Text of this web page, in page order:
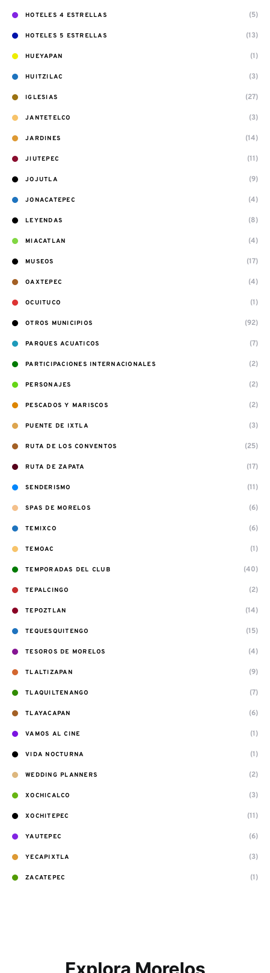
HOTELES 4 ESTRELLAS (5)
HOTELES 5 ESTRELLAS (13)
HUEYAPAN (1)
HUITZILAC (3)
IGLESIAS (27)
JANTETELCO (3)
JARDINES (14)
JIUTEPEC (11)
JOJUTLA (9)
JONACATEPEC (4)
LEYENDAS (8)
MIACATLAN (4)
MUSEOS (17)
OAXTEPEC (4)
OCUITUCO (1)
OTROS MUNICIPIOS (92)
PARQUES ACUATICOS (7)
PARTICIPACIONES INTERNACIONALES (2)
PERSONAJES (2)
PESCADOS Y MARISCOS (2)
PUENTE DE IXTLA (3)
RUTA DE LOS CONVENTOS (25)
RUTA DE ZAPATA (17)
SENDERISMO (11)
SPAS DE MORELOS (6)
TEMIXCO (6)
TEMOAC (1)
TEMPORADAS DEL CLUB (40)
TEPALCINGO (2)
TEPOZTLAN (14)
TEQUESQUITENGO (15)
TESOROS DE MORELOS (4)
TLALTIZAPAN (9)
TLAQUILTENANGO (7)
TLAYACAPAN (6)
VAMOS AL CINE (1)
VIDA NOCTURNA (1)
WEDDING PLANNERS (2)
XOCHICALCO (3)
XOCHITEPEC (11)
YAUTEPEC (6)
YECAPIXTLA (3)
ZACATEPEC (1)